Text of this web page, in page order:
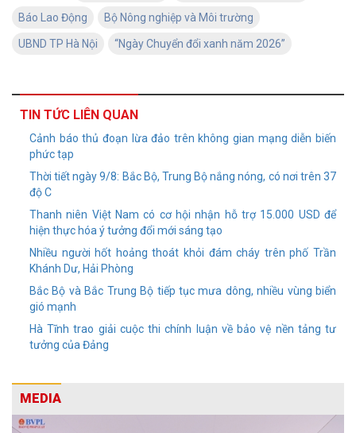
Báo Lao Động Bộ Nông nghiệp và Môi trường
UBND TP Hà Nội “Ngày Chuyển đổi xanh năm 2026”
TIN TỨC LIÊN QUAN
Cảnh báo thủ đoạn lừa đảo trên không gian mạng diễn biến
phức tạp
Thời tiết ngày 9/8: Bắc Bộ, Trung Bộ nắng nóng, có nơi trên 37
độ C
Thanh niên Việt Nam có cơ hội nhận hỗ trợ 15.000 USD để
hiện thực hóa ý tưởng đổi mới sáng tạo
Nhiều người hốt hoảng thoát khỏi đám cháy trên phố Trần
Khánh Dư, Hải Phòng
Bắc Bộ và Bắc Trung Bộ tiếp tục mưa dông, nhiều vùng biển
gió mạnh
Hà Tĩnh trao giải cuộc thi chính luận về bảo vệ nền tảng tư
tưởng của Đảng
MEDIA